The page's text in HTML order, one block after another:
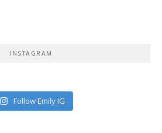
INSTAGRAM
Follow Emily IG